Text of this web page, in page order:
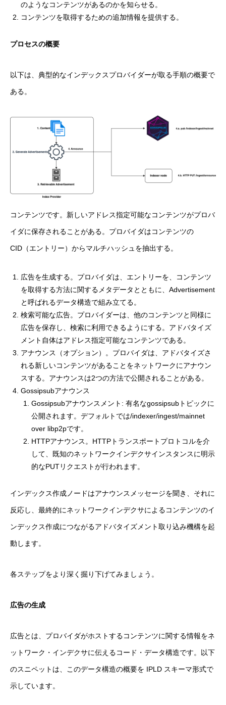
のようなコンテンツがあるのかを知らせる。
コンテンツを取得するための追加情報を提供する。
プロセスの概要
以下は、典型的なインデックスプロバイダーが取る手順の概要で
ある。
コンテンツです。新しいアドレス指定可能なコンテンツがプロバ
イダに保存されることがある。プロバイダはコンテンツの
CID（エントリー）からマルチハッシュを抽出する。
広告を生成する。プロバイダは、エントリーを、コンテンツ
を取得する方法に関するメタデータとともに、Advertisement
と呼ばれるデータ構造で組み立てる。
検索可能な広告。プロバイダーは、他のコンテンツと同様に
広告を保存し、検索に利用できるようにする。アドバタイズ
メント自体はアドレス指定可能なコンテンツである。
アナウンス（オプション）。プロバイダは、アドバタイズさ
れる新しいコンテンツがあることをネットワークにアナウン
スする。アナウンスは2つの方法で公開されることがある。
Gossipsubアナウンス
Gossipsubアナウンスメント: 有名なgossipsubトピックに
公開されます。デフォルトでは/indexer/ingest/mainnet
over libp2pです。
HTTPアナウンス。HTTPトランスポートプロトコルを介
して、既知のネットワークインデクサインスタンスに明示
的なPUTリクエストが行われます。
インデックス作成ノードはアナウンスメッセージを聞き、それに
反応し、最終的にネットワークインデクサによるコンテンツのイ
ンデックス作成につながるアドバタイズメント取り込み機構を起
動します。
各ステップをより深く掘り下げてみましょう。
広告の生成
広告とは、プロバイダがホストするコンテンツに関する情報をネ
ットワーク・インデクサに伝えるコード・データ構造です。以下
のスニペットは、このデータ構造の概要を IPLD スキーマ形式で
示しています。